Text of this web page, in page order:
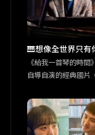
🎹想像全世界只有
《給我一首琴的
浪漫
《給我一首琴的時
自導自演的經典國片
我一首歌的時間〉。